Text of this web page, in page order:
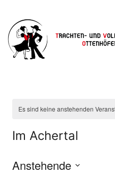
Inhalt
springen
Es sind keine anstehenden
Im Achertal
Anstehende